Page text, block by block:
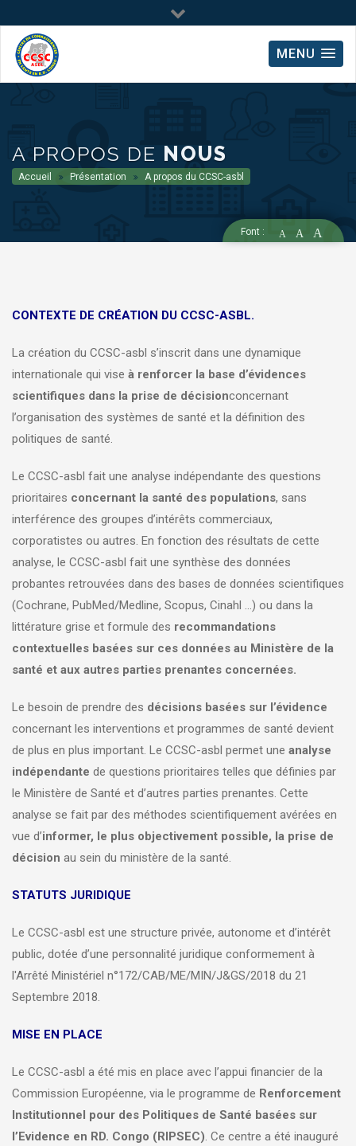
MENU
A PROPOS DE NOUS
Accueil Présentation A propos du CCSC-asbl
Font : A A A
CONTEXTE DE CRÉATION DU CCSC-ASBL.
La création du CCSC-asbl s’inscrit dans une dynamique
internationale qui vise à renforcer la base d’évidences
scientifiques dans la prise de décisionconcernant
l’organisation des systèmes de santé et la définition des
politiques de santé.
Le CCSC-asbl fait une analyse indépendante des questions
prioritaires concernant la santé des populations, sans
interférence des groupes d’intérêts commerciaux,
corporatistes ou autres. En fonction des résultats de cette
analyse, le CCSC-asbl fait une synthèse des données
probantes retrouvées dans des bases de données scientifiques
(Cochrane, PubMed/Medline, Scopus, Cinahl …) ou dans la
littérature grise et formule des recommandations
contextuelles basées sur ces données au Ministère de la
santé et aux autres parties prenantes concernées.​
Le besoin de prendre des décisions basées sur l’évidence
concernant les interventions et programmes de santé devient
de plus en plus important. Le CCSC-asbl permet une analyse
indépendante de questions prioritaires telles que définies par
le Ministère de Santé et d’autres parties prenantes. Cette
analyse se fait par des méthodes scientifiquement avérées en
vue d’informer, le plus objectivement possible, la prise de
décision au sein du ministère de la santé.
STATUTS JURIDIQUE
Le CCSC-asbl est une structure privée, autonome et d’intérêt
public, dotée d’une personnalité juridique conformement à
l'Arrêté Ministériel n°172/CAB/ME/MIN/J&GS/2018 du 21
Septembre 2018.
MISE EN PLACE
Le CCSC-asbl a été mis en place avec l’appui financier de la
Commission Européenne, via le programme de Renforcement
Institutionnel pour des Politiques de Santé basées sur
l’Evidence en RD. Congo (RIPSEC). Ce centre a été inauguré